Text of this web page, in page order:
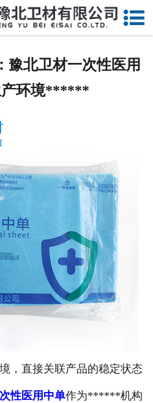
网站首页
厂房设备
人才招聘
联系我们
豫北卫材一次性医用
产环境******
直接关联产品的稳定状态
性医用中单作为******机构